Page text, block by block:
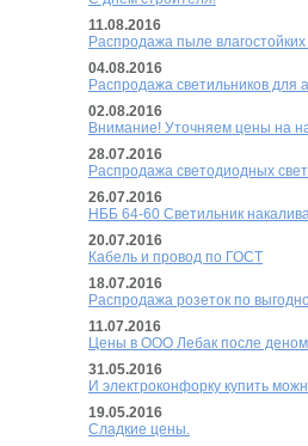
11.08.2016
Распродажа пыле
04.08.2016
Распродажа светильников
02.08.2016
Внимание! Уточняем цены на
28.07.2016
Распродажа светодиодных
26.07.2016
НББ 64-60 Светильник
20.07.2016
Кабель и провод по ГОСТ
18.07.2016
Распродажа розеток по
11.07.2016
Цены в ООО Лебак после
31.05.2016
И электроконфорку купить
19.05.2016
Сладкие цены.